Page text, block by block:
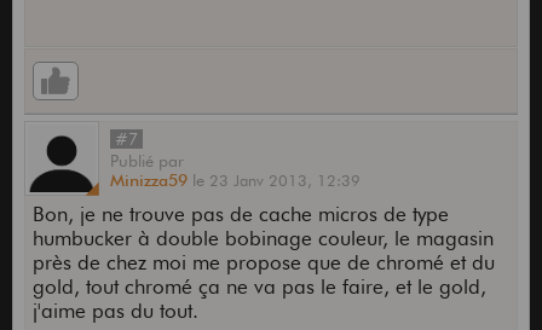
#7
Publié par
Minizza59 le 23 Janv 2013, 12:39
Bon, je ne trouve pas de cache micros de type
humbucker à double bobinage couleur, le magasin
près de chez moi me propose que de chromé et du
gold, tout chromé ça ne va pas le faire, et le gold,
j'aime pas du tout.